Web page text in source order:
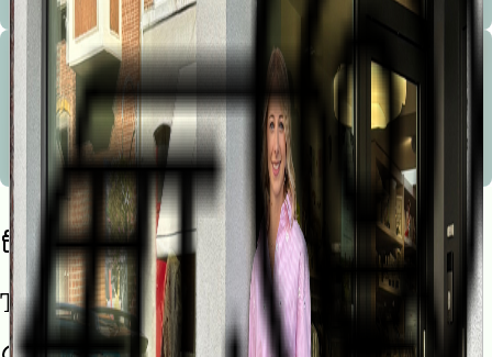
Bienvenue à la Marionnette !
Les conseils avisés, la sympathie, le service, la disponibilité, le service après vente et le choix sont les
mots d’ordre de notre boutique.
Trouvez une liste de naissance